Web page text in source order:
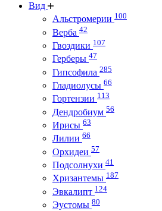
Вид
Альстромерии 100
Верба 42
Гвоздики 107
Герберы 47
Гипсофила 285
Гладиолусы 66
Гортензии 113
Дендробиум 56
Ирисы 63
Лилии 66
Орхидеи 57
Подсолнухи 41
Хризантемы 187
Эвкалипт 124
Эустомы 80